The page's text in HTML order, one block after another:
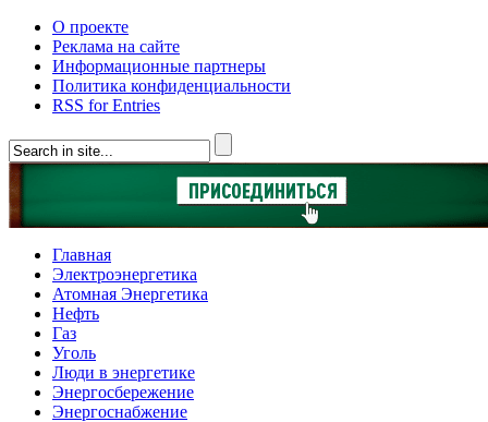
О проекте
Реклама на сайте
Информационные партнеры
Политика конфиденциальности
RSS for Entries
Главная
Электроэнергетика
Атомная Энергетика
Нефть
Газ
Уголь
Люди в энергетике
Энергосбережение
Энергоснабжение